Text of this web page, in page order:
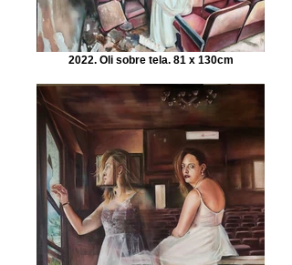
2022. Oli sobre tela. 81 x 130cm